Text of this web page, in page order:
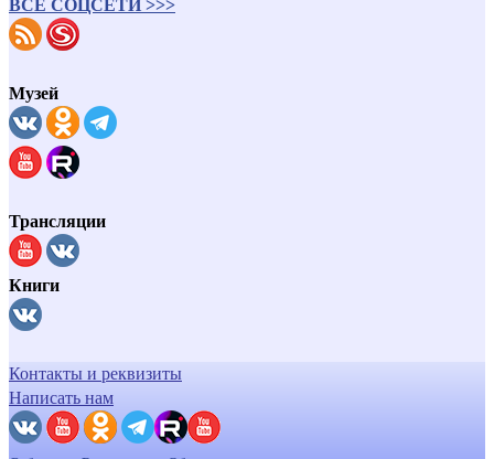
ВСЕ СОЦСЕТИ >>>
Музей
Трансляции
Книги
Контакты и реквизиты
Написать нам